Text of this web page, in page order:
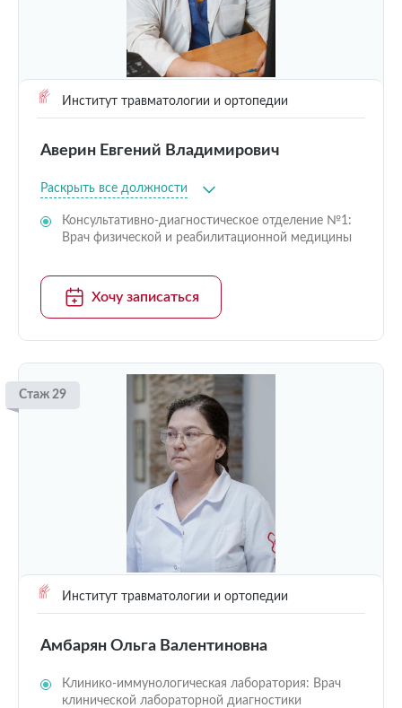
Институт травматологии и ортопедии
Аверин Евгений Владимирович
Раскрыть все должности
Консультативно-диагностическое отделение №1:
Врач физической и реабилитационной медицины
Хочу записаться
Стаж 29
Институт травматологии и ортопедии
Амбарян Ольга Валентиновна
Клинико-иммунологическая лаборатория: Врач
клинической лабораторной диагностики